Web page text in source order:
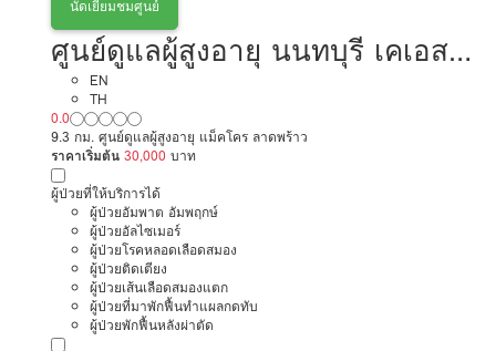
นัดเยี่ยมชมศูนย์
ศูนย์ดูแลผู้สูงอายุ นนทบุรี เคเอส
โฮมแคร์
EN
TH
0.0
9.3 กม. ศูนย์ดูแลผู้สูงอายุ แม็คโคร ลาดพร้าว
ราคาเริ่มต้น 30,000 บาท
ผู้ป่วยที่ให้บริการได้
ผู้ป่วยอัมพาต อัมพฤกษ์
ผู้ป่วยอัลไซเมอร์
ผู้ป่วยโรคหลอดเลือดสมอง
ผู้ป่วยติดเตียง
ผู้ป่วยเส้นเลือดสมองแตก
ผู้ป่วยที่มาพักฟื้นทำแผลกดทับ
ผู้ป่วยพักฟื้นหลังผ่าตัด